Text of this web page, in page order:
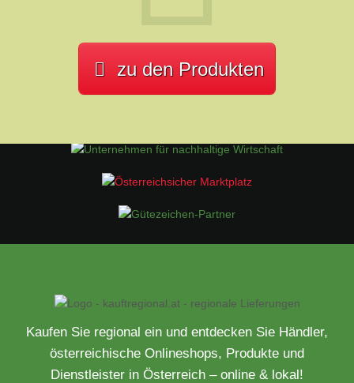
zu den Produkten
Kaufen Sie regional ein und entdecken Sie Händler,
österreichische Onlineshops, Produkte und
Dienstleister in Österreich – online & lokal!